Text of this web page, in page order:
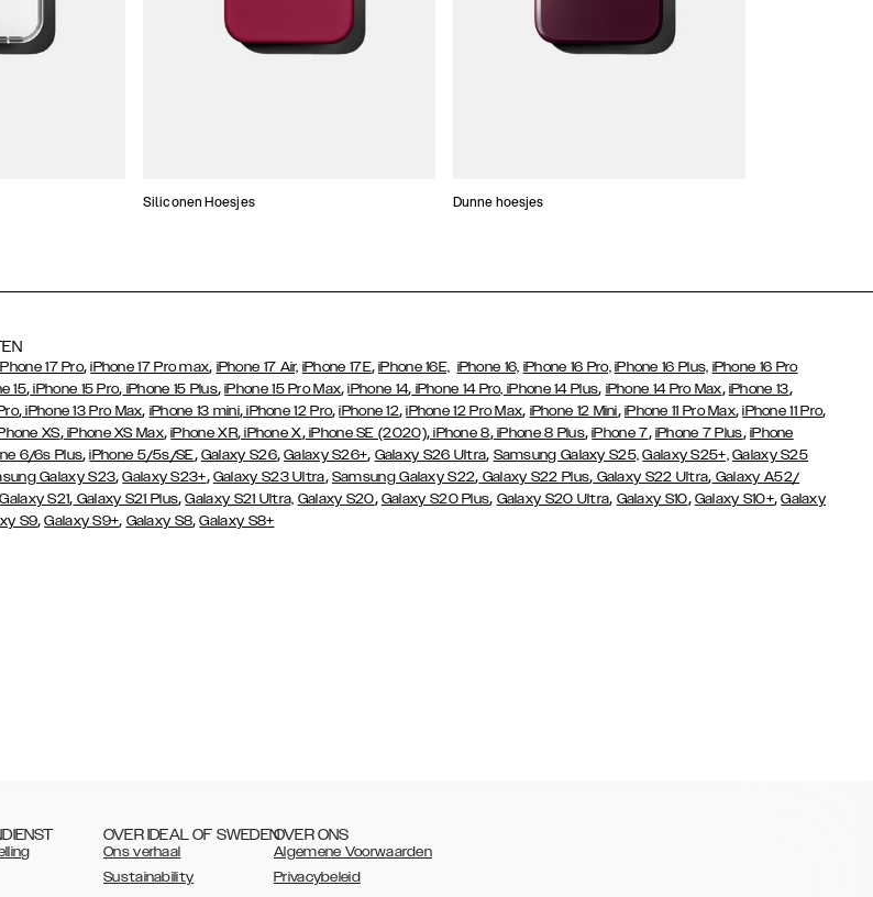
Siliconen Hoesjes Dunne hoesjes
17 Pro,iPhone 17 Pro max, iPhone 17 Air, iPhone 17E,iPhone 16E, iPhone 16, iPhone 16 Pro, iPhone 16 Plus, iPhone 16 Pro
15, iPhone 15 Pro, iPhone 15 Plus,iPhone 15 Pro Max,iPhone 14, iPhone 14 Pro, iPhone 14 Plus, iPhone 14 Pro Max, iPhone 13,
, iPhone 13 Pro Max, iPhone 13 mini,iPhone 12 Pro,iPhone 12,iPhone 12 Pro Max, iPhone 12 Mini, iPhone 11 Pro Max,iPhone 11 Pro,
XS,iPhone XS Max,iPhone XR,iPhone X,iPhone SE (2020),iPhone 8,iPhone 8 Plus,iPhone 7, iPhone 7 Plus, iPhone
6/6s Plus,iPhone 5/5s/SE, Galaxy S26,Galaxy S26+, Galaxy S26 Ultra, Samsung Galaxy S25, Galaxy S25+, Galaxy S25
Galaxy S23,Galaxy S23+, Galaxy S23 Ultra, Samsung Galaxy S22, Galaxy S22 Plus, Galaxy S22 Ultra, Galaxy A52/
Galaxy S21, Galaxy S21 Plus,Galaxy S21 Ultra, Galaxy S20, Galaxy S20 Plus, Galaxy S20 Ultra, Galaxy S10, Galaxy S10+,Galaxy
S9,Galaxy S9+, Galaxy S8,Galaxy S8+
OVER IDEAL OF SWEDEN
Ons verhaal
Sustainability
OVER ONS
Algemene Voorwaarden
Privacybeleid